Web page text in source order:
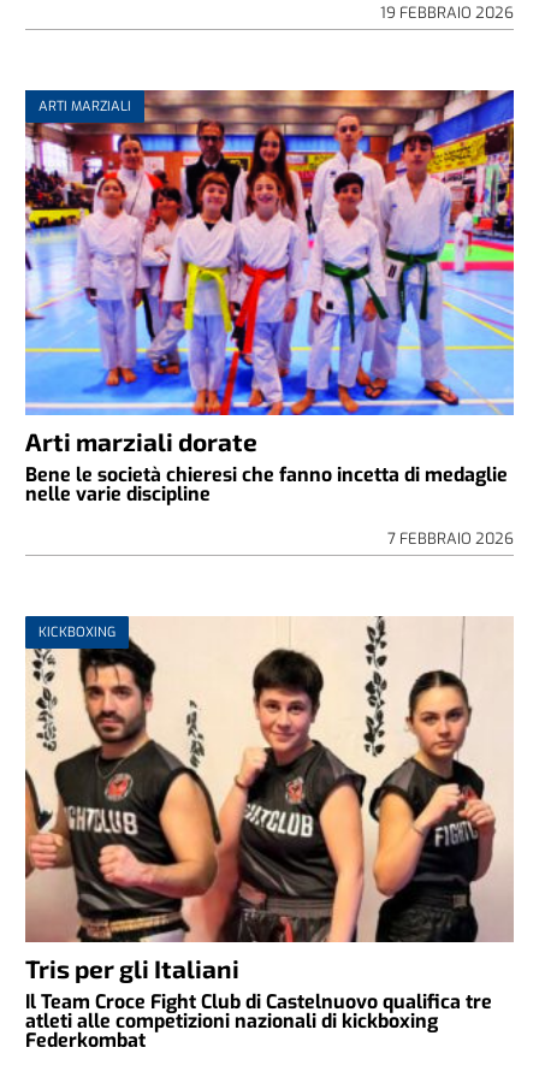
19 FEBBRAIO 2026
ARTI MARZIALI
Arti marziali dorate
Bene le società chieresi che fanno incetta di medaglie
nelle varie discipline
7 FEBBRAIO 2026
KICKBOXING
Tris per gli Italiani
Il Team Croce Fight Club di Castelnuovo qualifica tre
atleti alle competizioni nazionali di kickboxing
Federkombat